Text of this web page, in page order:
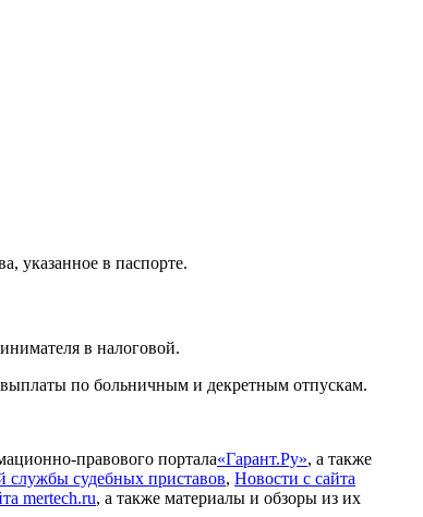
указанное в паспорте.
в налоговой.
выплаты по больничным и декретным отпускам.
правового портала«Гарант.Ру», а также
службы судебных приставов, Новости с сайта
mertech.ru, а также материалы и обзоры из их